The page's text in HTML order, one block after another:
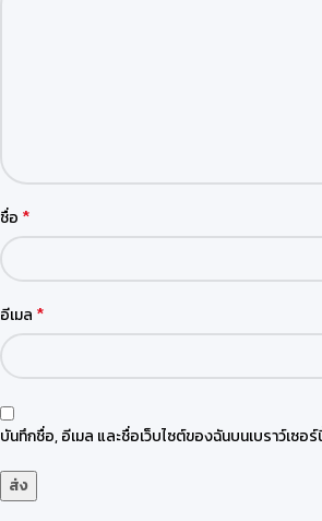
ชื่อ *
อีเมล *
บันทึกชื่อ, อีเมล และชื่อเว็บไซต์ของฉันบนเบราว์เซ